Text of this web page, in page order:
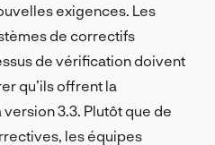
exigences. Les
de correctifs
de vérification doivent
qu’ils offrent la
3.3. Plutôt que de
les équipes